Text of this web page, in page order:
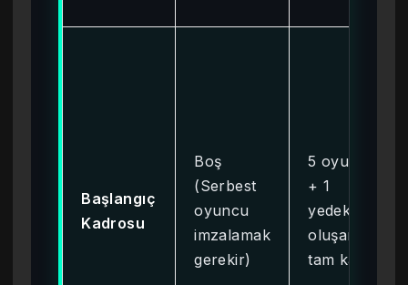
Başlangıç
Kadrosu
Boş
(Serbest
oyuncu
imzalamak
gerekir)
5 oyuncu
+ 1
yedekten
oluşan
tam kadro